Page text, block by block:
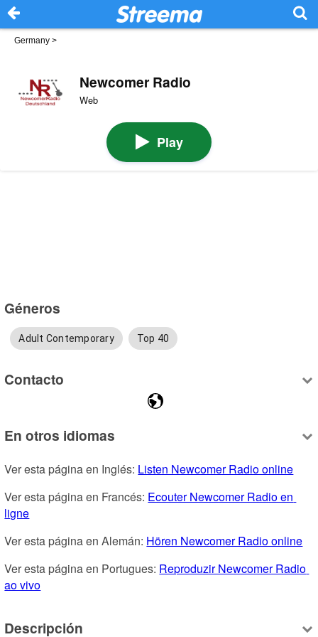
Germany >
Newcomer Radio
Web
Play
Géneros
Adult Contemporary Top 40
Contacto
En otros idiomas
Ver esta página en Inglés: Listen Newcomer Radio online
Ver esta página en Francés: Ecouter Newcomer Radio en
ligne
Ver esta página en Alemán: Hören Newcomer Radio online
Ver esta página en Portugues: Reproduzir Newcomer Radio
ao vivo
Descripción